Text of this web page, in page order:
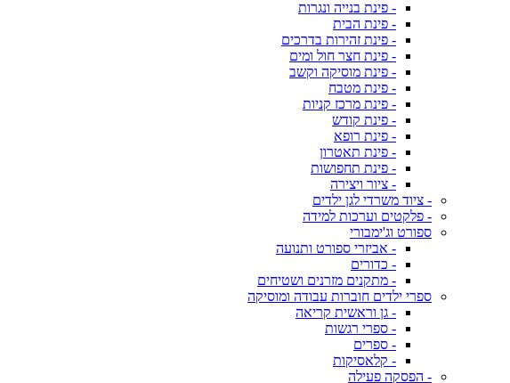
- פינת בנייה ונגרות
- פינת הבית
- פינת זהירות בדרכים
- פינת חצר חול ומים
- פינת מוסיקה וקשב
- פינת מטבח
- פינת מרכז קניות
- פינת קודש
- פינת רופא
- פינת תאטרון
- פינת תחפושות
- ציור ויצירה
- ציוד משרדי לגן ילדים
- פלקטים וערכות למידה
ספורט וג'ימבורי
- אביזרי ספורט ותנועה
- כדורים
- מתקנים מזרנים ושטיחים
ספרי ילדים חוברות עבודה ומוסיקה
- גן וראשית קריאה
- ספרי רגשות
- ספרים
- קלאסיקות
- הפסקה פעילה